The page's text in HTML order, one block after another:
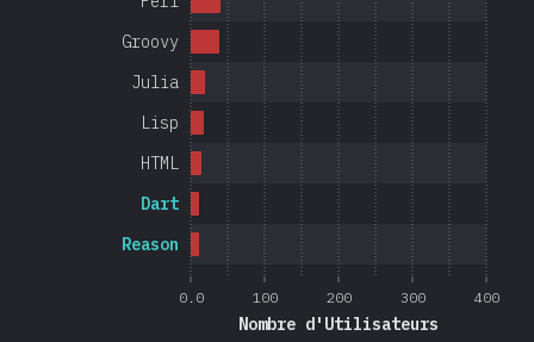
0.0 100 200 300 400
Nombre d'Utilisateurs
Reason
Dart
HTML
Lisp
Julia
Groovy